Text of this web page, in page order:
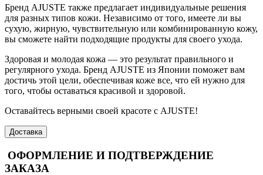
Бренд AJUSTE также предлагает индивидуальные решения
для разных типов кожи. Независимо от того, имеете ли вы
сухую, жирную, чувствительную или комбинированную кожу,
вы сможете найти подходящие продукты для своего ухода.
Здоровая и молодая кожа — это результат правильного и
регулярного ухода. Бренд AJUSTE из Японии поможет вам
достичь этой цели, обеспечивая коже все, что ей нужно для
того, чтобы оставаться красивой и здоровой.
Оставайтесь верными своей красоте с AJUSTE!
Доставка
ОФОРМЛЕНИЕ И ПОДТВЕРЖДЕНИЕ
ЗАКАЗА